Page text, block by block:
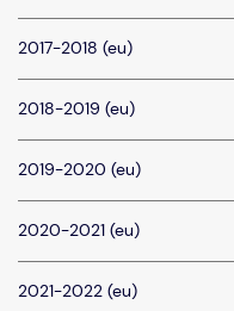
2017-2018 (eu)
2018-2019 (eu)
2019-2020 (eu)
2020-2021 (eu)
2021-2022 (eu)